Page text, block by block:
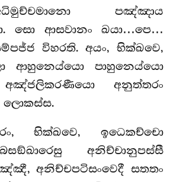
පඤ්ඤාය
සො ආසවානං ඛයා…පෙ…
විහරති. අයං, භික්ඛවෙ,
ආහුනෙය්යො පාහුනෙය්යො
අනුත්තරං
භික්ඛවෙ, ඉධෙකච්චො
අනිච්චානුපස්සී
අනිච්චපටිසංවෙදී සතතං